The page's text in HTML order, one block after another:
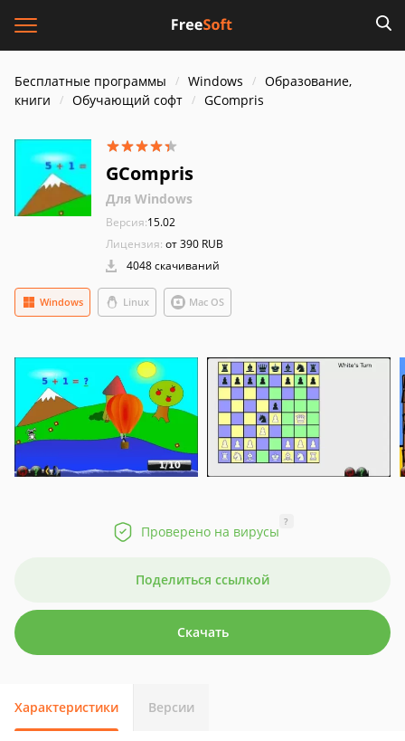
Бесплатные программы Windows
Образование,
книги
Обучающий софт GCompris
GCompris
Для Windows
Версия:15.02
Лицензия: от 390 RUB
4048 скачиваний
Windows Linux Mac OS
Проверено на вирусы
?
Поделиться ссылкой
Скачать
Характеристики Версии